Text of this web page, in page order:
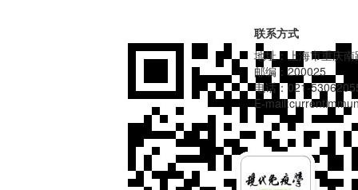
联系方式
地址：上海市重庆
邮编：200025
电话：021-
E-